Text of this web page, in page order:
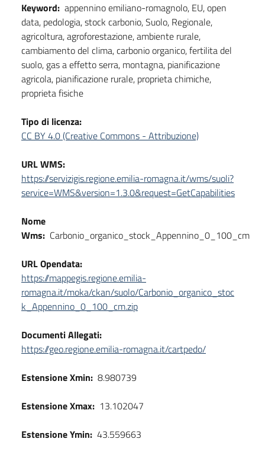
Keyword: appennino emiliano-romagnolo, EU, open
data, pedologia, stock carbonio, Suolo, Regionale,
agricoltura, agroforestazione, ambiente rurale,
cambiamento del clima, carbonio organico, fertilita del
suolo, gas a effetto serra, montagna, pianificazione
agricola, pianificazione rurale, proprieta chimiche,
proprieta fisiche
Tipo di licenza:
CC BY 4.0 (Creative Commons - Attribuzione)
URL WMS:
https://servizigis.regione.emilia-romagna.it/wms/suoli?
service=WMS&version=1.3.0&request=GetCapabilities
Nome
Wms: Carbonio_organico_stock_Appennino_0_100_cm
URL Opendata:
https://mappegis.regione.emilia-
romagna.it/moka/ckan/suolo/Carbonio_organico_stoc
k_Appennino_0_100_cm.zip
Documenti Allegati:
https://geo.regione.emilia-romagna.it/cartpedo/
Estensione Xmin: 8.980739
Estensione Xmax: 13.102047
Estensione Ymin: 43.559663